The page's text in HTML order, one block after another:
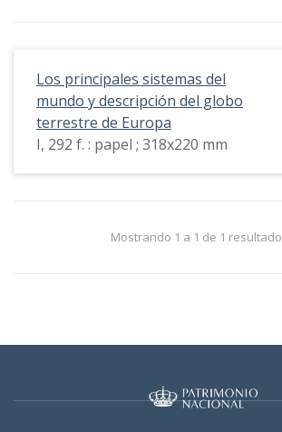
Los principales sistemas del
mundo y descripción del globo
terrestre de Europa
I, 292 f. : papel ; 318x220 mm
Mostrando 1 a 1 de 1 resultado